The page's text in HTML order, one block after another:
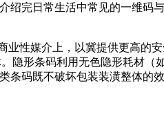
绍完日常生活中常见的一维码
性媒介上，以冀提供更高的
隐形条码利用无色隐形耗材（
条码既不破坏包装装潢整体的